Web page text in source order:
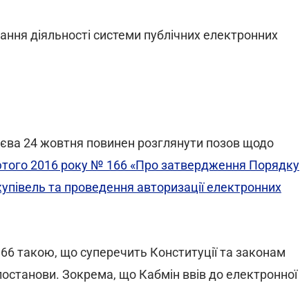
діяльності системи публічних електронних
24 жовтня повинен розглянути позов щодо
2016 року № 166 «Про затвердження Порядку
та проведення авторизації електронних
такою, що суперечить Конституції та законам
Зокрема, що Кабмін ввів до електронної